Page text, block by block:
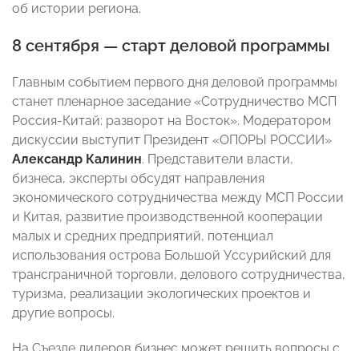
об истории региона.
8 сентября — старт деловой программы
Главным событием первого дня деловой программы
станет пленарное заседание «Сотрудничество МСП
Россия-Китай: разворот на Восток». Модератором
дискуссии выступит Президент «ОПОРЫ РОССИИ»
Александр Калинин. Представители власти,
бизнеса, эксперты обсудят направления
экономического сотрудничества между МСП России
и Китая, развитие производственной кооперации
малых и средних предприятий, потенциал
использования острова Большой Уссурийский для
трансграничной торговли, делового сотрудничества,
туризма, реализации экологических проектов и
другие вопросы.